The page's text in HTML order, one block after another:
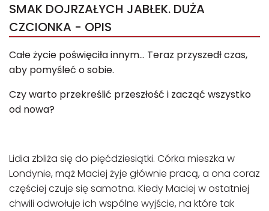
SMAK DOJRZAŁYCH JABŁEK. DUŻA
CZCIONKA - OPIS
Całe życie poświęciła innym… Teraz przyszedł czas,
aby pomyśleć o sobie.
Czy warto przekreślić przeszłość i zacząć wszystko
od nowa?
Lidia zbliża się do pięćdziesiątki. Córka mieszka w
Londynie, mąż Maciej żyje głównie pracą, a ona coraz
częściej czuje się samotna. Kiedy Maciej w ostatniej
chwili odwołuje ich wspólne wyjście, na które tak